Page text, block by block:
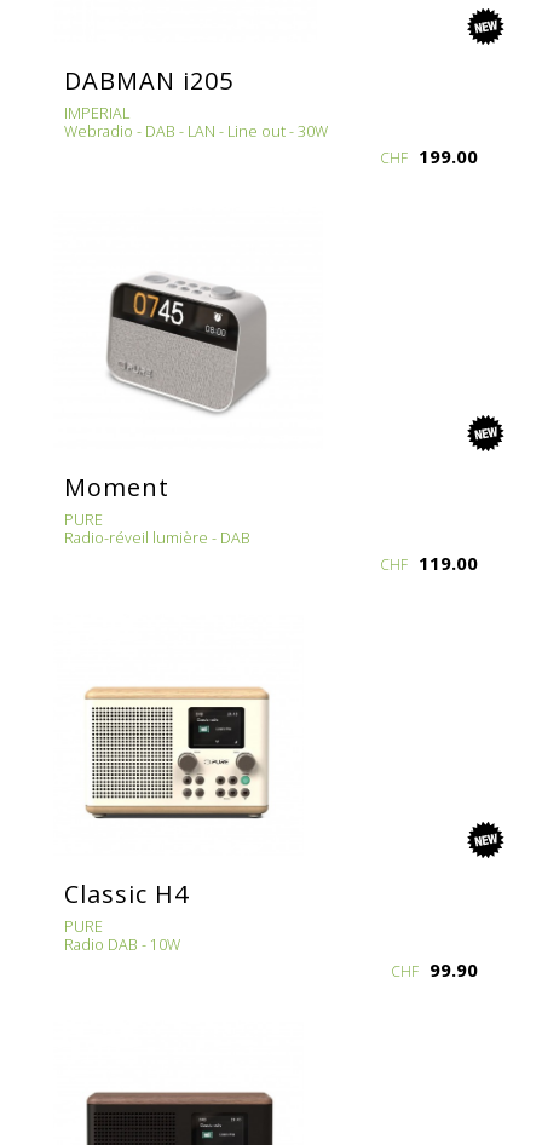
DABMAN i205
IMPERIAL
Webradio - DAB - LAN - Line out - 30W
CHF 199.00
Moment
PURE
Radio-réveil lumière - DAB
CHF 119.00
Classic H4
PURE
Radio DAB - 10W
CHF 99.90